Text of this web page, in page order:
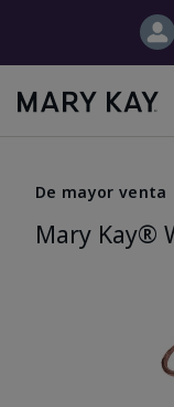
De mayor venta
Mary Kay®